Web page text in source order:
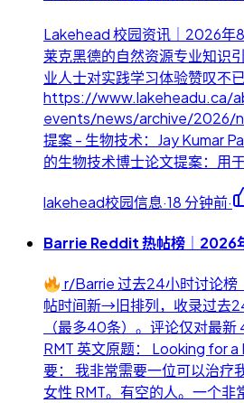
Lakehead 校园资讯｜2026年
莱克黑德的自然资源专业知识
业人士对实践学习体验赞叹不已
https://www.lakeheadu.ca/
events/news/archive/2026/
提案 - 生物技术：Jay Kumar
的生物技术博士论文提案：用
lakehead校园信息·18 分钟前·
Barrie Reddit 热帖榜｜2026
r/Barrie 过去24小时讨论榜
帖时间新→旧排列，收录过去
（最多40条）。评论仅对最新
RMT 英文原题： Looking for a
要： 我非常需要一位可以治疗
女性 RMT。有空的人。一个非